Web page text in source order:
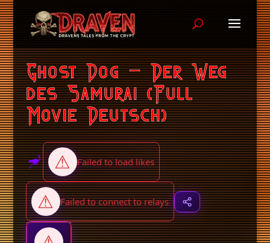
Ghost Dog – Der Weg
des Samurai (Full
Movie Deutsch)